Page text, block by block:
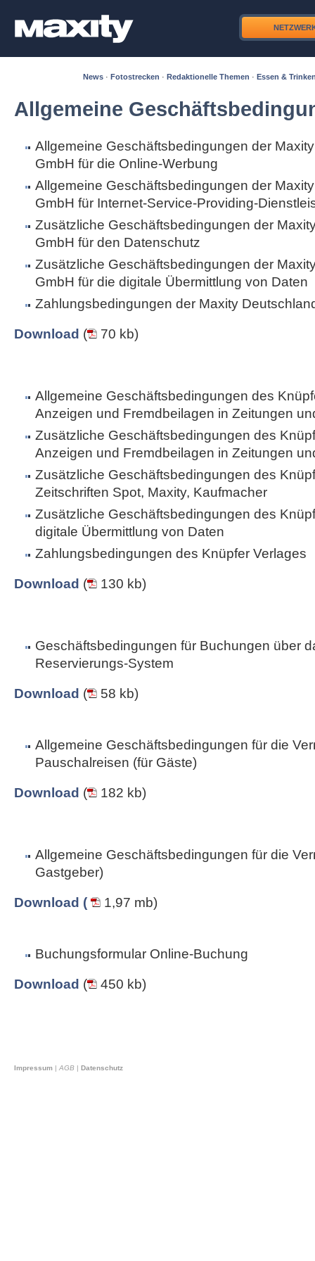
News · Fotostrecken · Redaktionelle Themen · Essen &
Allgemeine
Allgemeine Geschäftsbedingungen der
GmbH für die Online-Werbung
Allgemeine Geschäftsbedingungen der
GmbH für Internet-Service-Providing-
Zusätzliche Geschäftsbedingungen der
GmbH für den Datenschutz
Zusätzliche Geschäftsbedingungen der
GmbH für die digitale Übermittlung von Daten
Zahlungsbedingungen der Maxity
Download ( 70 kb)
Allgemeine Geschäftsbedingungen des
Anzeigen und Fremdbeilagen in Zeitungen
Zusätzliche Geschäftsbedingungen des
Anzeigen und Fremdbeilagen in Zeitungen
Zusätzliche Geschäftsbedingungen des
Zeitschriften Spot, Maxity, Kaufmacher
Zusätzliche Geschäftsbedingungen des
digitale Übermittlung von Daten
Zahlungsbedingungen des Knüpfer Verlages
Download ( 130 kb)
Geschäftsbedingungen für Buchungen über
Reservierungs-System
Download ( 58 kb)
Allgemeine Geschäftsbedingungen für die
Pauschalreisen (für Gäste)
Download ( 182 kb)
Allgemeine Geschäftsbedingungen für die
Gastgeber)
Download ( 1,97 mb)
Buchungsformular Online-Buchung
Download ( 450 kb)
Impressum | AGB | Datenschutz